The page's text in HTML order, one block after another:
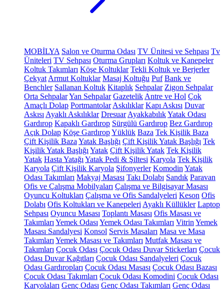
MOBİLYA Salon ve Oturma Odası TV Ünitesi ve Sehpası Tv
Üniteleri TV Sehpası Oturma Grupları Koltuk ve Kanepeler
Koltuk Takımları Köşe Koltuklar Tekli Koltuk ve Berjerler
Çekyat Armut Koltuklar Masaj Koltuğu Puf Bank ve
Benchler Sallanan Koltuk Kitaplık Sehpalar Zigon Sehpalar
Orta SehpalarYan Sehpalar Gazetelik Antre ve Hol Çok
Amaçlı Dolap Portmantolar Askılıklar Kapı Askısı Duvar
Askısı Ayaklı Askılıklar Dresuar AyakkabılıkYatak Odası
Gardırop Kapaklı Gardırop Sürgülü Gardırop Bez Gardırop
Açık Dolap Köşe GardıropYüklük Baza Tek Kişilik Baza
Çift Kişilik Baza Yatak Başlığı Çift Kişilik Yatak Başlığı Tek
Kişilik Yatak Başlığı Yatak Çift Kişilik Yatak Tek Kişilik
Yatak Hasta Yatağı Yatak Pedi & Şiltesi Karyola Tek Kişilik
Karyola Çift Kişilik Karyola Şifonyerler Komodin Yatak
Odası Takımları Makyaj Masası Takı Dolabı Sandık Paravan
Ofis ve Çalışma Mobilyaları Çalışma ve Bilgisayar Masası
Oyuncu Koltukları Çalışma ve Ofis Sandalyeleri Keson Ofis
Dolabı Ofis Koltukları ve Kanepeleri Ayaklı Küllükler Laptop
Sehpası Oyuncu Masası Toplantı Masası Ofis Masası ve
Takımları Yemek Odası Yemek Odası Takımları Vitrin Yemek
Masası Sandalyesi Konsol Servis Masaları Masa ve Masa
Takımları Yemek Masası ve Takımları Mutfak Masası ve
Takımları Çocuk Odası Çocuk Odası Duvar Stickerları Çocuk
Odası Duvar Kağıtları Çocuk Odası Sandalyeleri Çocuk
Odası Gardıropları Çocuk Odası Masası Çocuk Odası Bazası
Çocuk Odası Takımları Çocuk Odası Komodini Çocuk Odası
Karyolaları Genç Odası Genç Odası Takımları Genç Odası